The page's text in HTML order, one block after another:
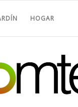
HOGAR